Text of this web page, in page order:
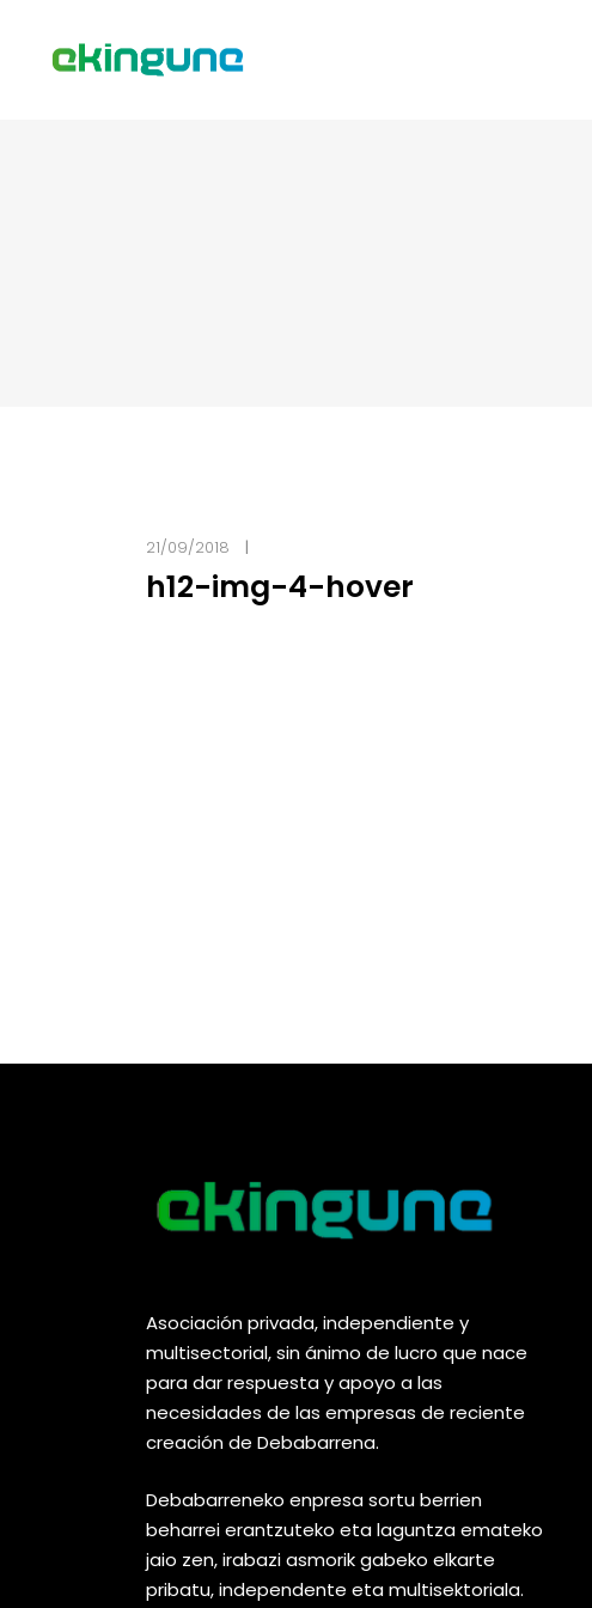
21/09/2018
h12-img-4-hover
Asociación privada, independiente y
multisectorial, sin ánimo de lucro que nace
para dar respuesta y apoyo a las
necesidades de las empresas de reciente
creación de Debabarrena.
Debabarreneko enpresa sortu berrien
beharrei erantzuteko eta laguntza emateko
jaio zen, irabazi asmorik gabeko elkarte
pribatu, independente eta multisektoriala.